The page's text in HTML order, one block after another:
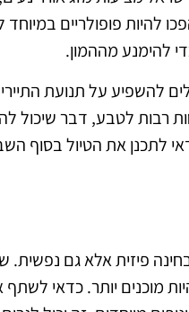
להיות פופולריים במיוחד
להימנע מההמון.
להשפיע על תנועת
רבות לטבע, דבר שיכול
לתכנן את הטיול בסוף
פיזית אלא גם נפשית.
מוכנים יותר. כדאי